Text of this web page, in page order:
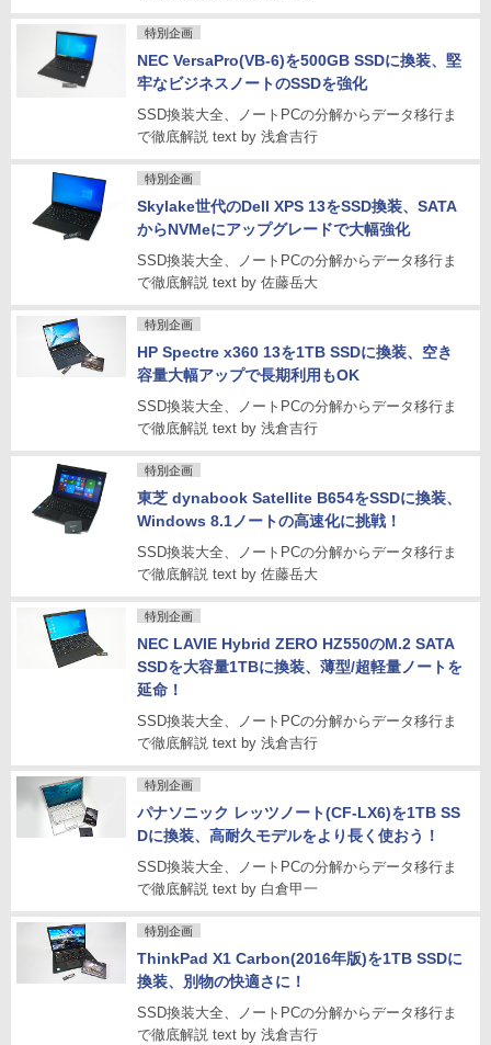
特別企画
NEC VersaPro(VB-6)を500GB SSDに換装、堅
牢なビジネスノートのSSDを強化
SSD換装大全、ノートPCの分解からデータ移行ま
で徹底解説 text by 浅倉吉行
特別企画
Skylake世代のDell XPS 13をSSD換装、SATA
からNVMeにアップグレードで大幅強化
SSD換装大全、ノートPCの分解からデータ移行ま
で徹底解説 text by 佐藤岳大
特別企画
HP Spectre x360 13を1TB SSDに換装、空き
容量大幅アップで長期利用もOK
SSD換装大全、ノートPCの分解からデータ移行ま
で徹底解説 text by 浅倉吉行
特別企画
東芝 dynabook Satellite B654をSSDに換装、
Windows 8.1ノートの高速化に挑戦！
SSD換装大全、ノートPCの分解からデータ移行ま
で徹底解説 text by 佐藤岳大
特別企画
NEC LAVIE Hybrid ZERO HZ550のM.2 SATA
SSDを大容量1TBに換装、薄型/超軽量ノートを
延命！
SSD換装大全、ノートPCの分解からデータ移行ま
で徹底解説 text by 浅倉吉行
特別企画
パナソニック レッツノート(CF-LX6)を1TB SS
Dに換装、高耐久モデルをより長く使おう！
SSD換装大全、ノートPCの分解からデータ移行ま
で徹底解説 text by 白倉甲一
特別企画
ThinkPad X1 Carbon(2016年版)を1TB SSDに
換装、別物の快適さに！
SSD換装大全、ノートPCの分解からデータ移行ま
で徹底解説 text by 浅倉吉行